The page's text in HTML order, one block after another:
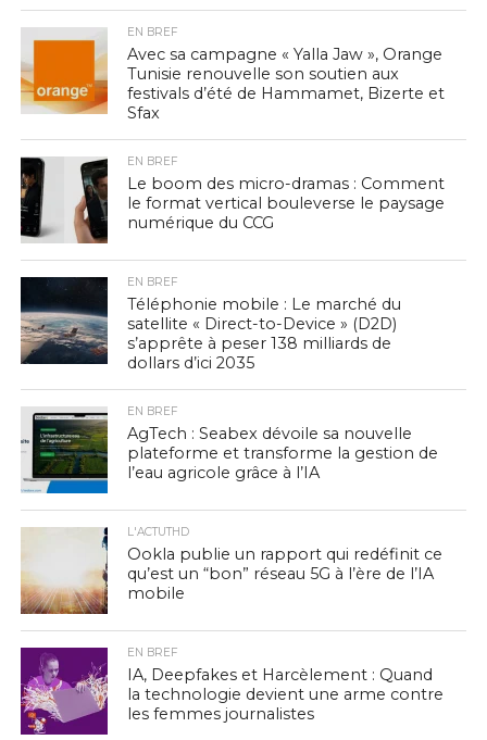
EN BREF
Avec sa campagne « Yalla Jaw », Orange
Tunisie renouvelle son soutien aux
festivals d’été de Hammamet, Bizerte et
Sfax
EN BREF
Le boom des micro-dramas : Comment
le format vertical bouleverse le paysage
numérique du CCG
EN BREF
Téléphonie mobile : Le marché du
satellite « Direct-to-Device » (D2D)
s’apprête à peser 138 milliards de
dollars d’ici 2035
EN BREF
AgTech : Seabex dévoile sa nouvelle
plateforme et transforme la gestion de
l’eau agricole grâce à l’IA
L'ACTUTHD
Ookla publie un rapport qui redéfinit ce
qu’est un “bon” réseau 5G à l’ère de l’IA
mobile
EN BREF
IA, Deepfakes et Harcèlement : Quand
la technologie devient une arme contre
les femmes journalistes